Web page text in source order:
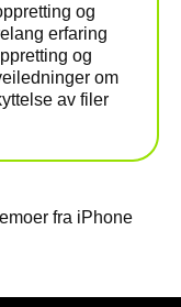
og
erfaring
og
om
av filer
fra iPhone